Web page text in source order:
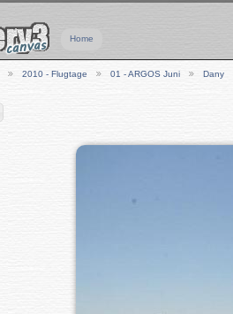
Home
2010 - Flugtage 01 - ARGOS Juni Dany